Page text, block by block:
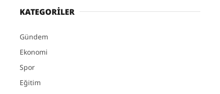
KATEGORİLER
Gündem
Ekonomi
Spor
Eğitim